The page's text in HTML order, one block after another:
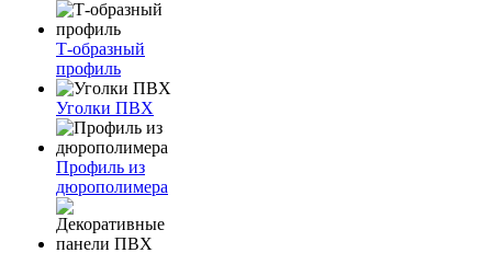
Т-образный
профиль
Уголки ПВХ
Профиль из
дюрополимера